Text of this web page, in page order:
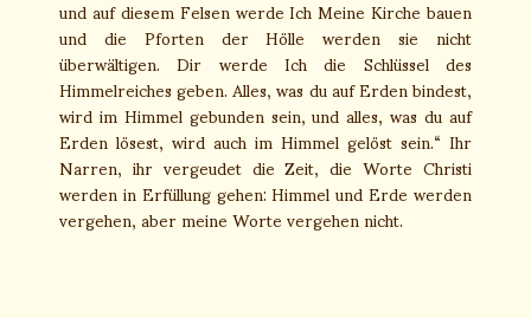
und auf diesem Felsen werde Ich Meine Kirche bauen
und die Pforten der Hölle werden sie nicht
überwältigen. Dir werde Ich die Schlüssel des
Himmelreiches geben. Alles, was du auf Erden bindest,
wird im Himmel gebunden sein, und alles, was du auf
Erden lösest, wird auch im Himmel gelöst sein.“ Ihr
Narren, ihr vergeudet die Zeit, die Worte Christi
werden in Erfüllung gehen: Himmel und Erde werden
vergehen, aber meine Worte vergehen nicht.